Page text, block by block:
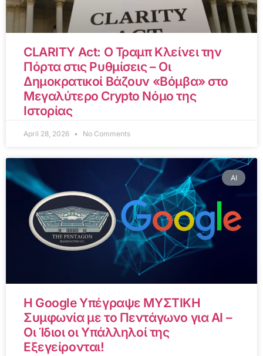
CLARITY Act: Ο Τραμπ Κλείνει την
Πόρτα στις Ρυθμίσεις – Οι
Δημοκρατικοί Βάζουν «Βόμβα» στο
Μεγαλύτερο Crypto Νόμο της
Ιστορίας
April 28, 2026 No Comments
AI
Η Google Υπέγραψε ΜΥΣΤΙΚΗ
Συμφωνία με το Πεντάγωνο για AI –
Οι Ίδιοι οι Υπάλληλοί της
Εξεγείρονται!